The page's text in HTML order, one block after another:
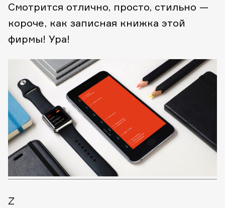
Смотрится отлично, просто, стильно —
короче, как записная книжка этой
фирмы! Ура!
Z